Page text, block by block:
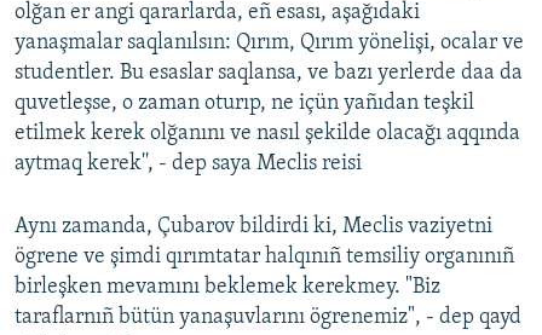
olğan er angi qararlarda, eñ esası, aşağıdaki
yanaşmalar saqlanılsın: Qırım, Qırım yönelişi, ocalar ve
studentler. Bu esaslar saqlansa, ve bazı yerlerde daa da
quvetleşse, o zaman oturıp, ne içün yañıdan teşkil
etilmek kerek olğanını ve nasıl şekilde olacağı aqqında
aytmaq kerek'', - dep saya Meclis reisi
Aynı zamanda, Çubarov bildirdi ki, Meclis vaziyetni
ögrene ve şimdi qırımtatar halqınıñ temsiliy organınıñ
birleşken mevamını beklemek kerekmey. "Biz
taraflarnıñ bütün yanaşuvlarını ögrenemiz", - dep qayd